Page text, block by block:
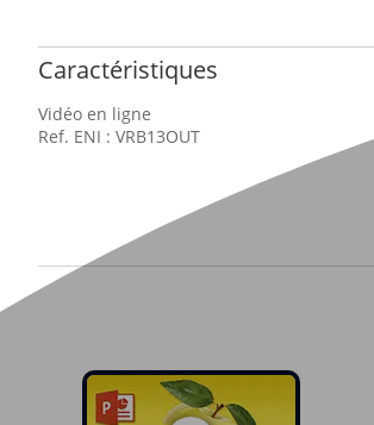
Caractéristiques
Vidéo en ligne
Ref. ENI : VRB13OUT